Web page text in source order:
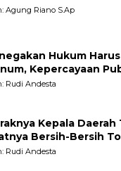
Agung Riano S.Ap
Hukum
Kepercayaan
Rudi Andesta
Kepala
Bersih-Bersih
Rudi Andesta